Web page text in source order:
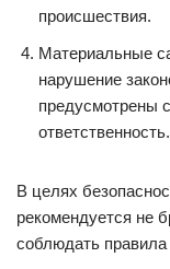
происшествия.
Материальные
нарушение
предусмотрены
ответственность.
В целях
рекомендуется не
соблюдать